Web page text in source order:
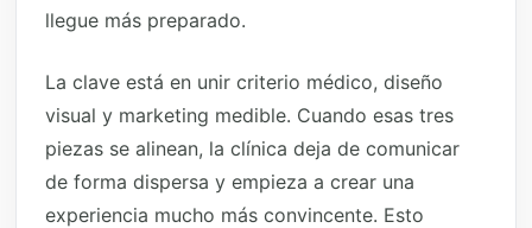
llegue más preparado.
La clave está en unir criterio médico, diseño
visual y marketing medible. Cuando esas tres
piezas se alinean, la clínica deja de comunicar
de forma dispersa y empieza a crear una
experiencia mucho más convincente. Esto